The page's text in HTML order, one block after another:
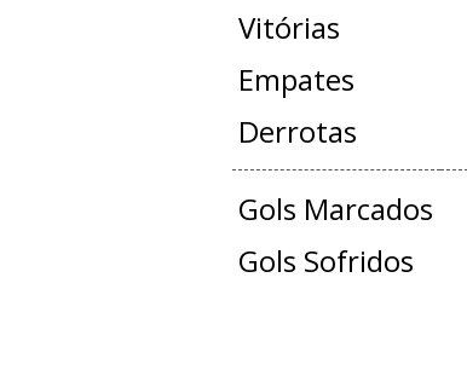
Vitórias
Empates
Derrotas
Gols Marcados
Gols Sofridos